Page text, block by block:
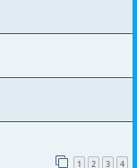
1 2 3 4